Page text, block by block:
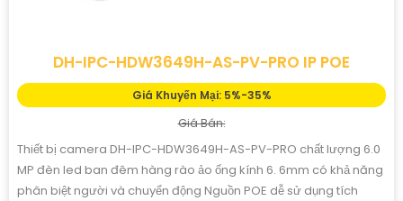
DH-IPC-HDW3649H-AS-PV-PRO IP POE
Giá Khuyến Mại: 5%-35%
Giá Bán:
Thiết bị camera DH-IPC-HDW3649H-AS-PV-PRO chất lượng 6.0
MP đèn led ban đêm hàng rào ảo ống kính 6. 6mm có khả năng
phân biệt người và chuyển động Nguồn POE dễ sử dụng tích